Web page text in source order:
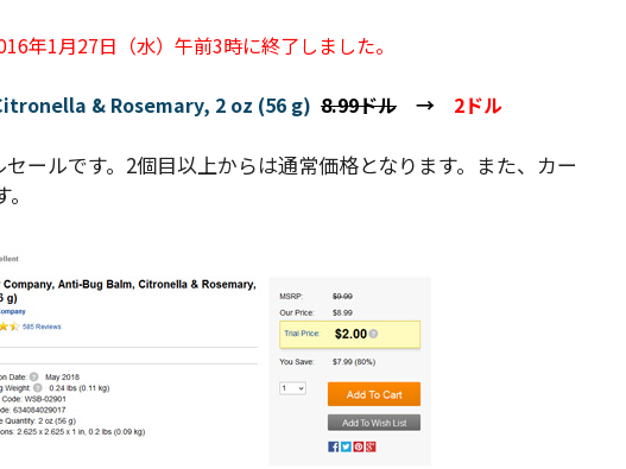
年1月27日（水）午前3時に終了しました。
& Rosemary, 2 oz (56 g) 8.99ドル → 2ドル
ールです。2個目以上からは通常価格となります。また、カー